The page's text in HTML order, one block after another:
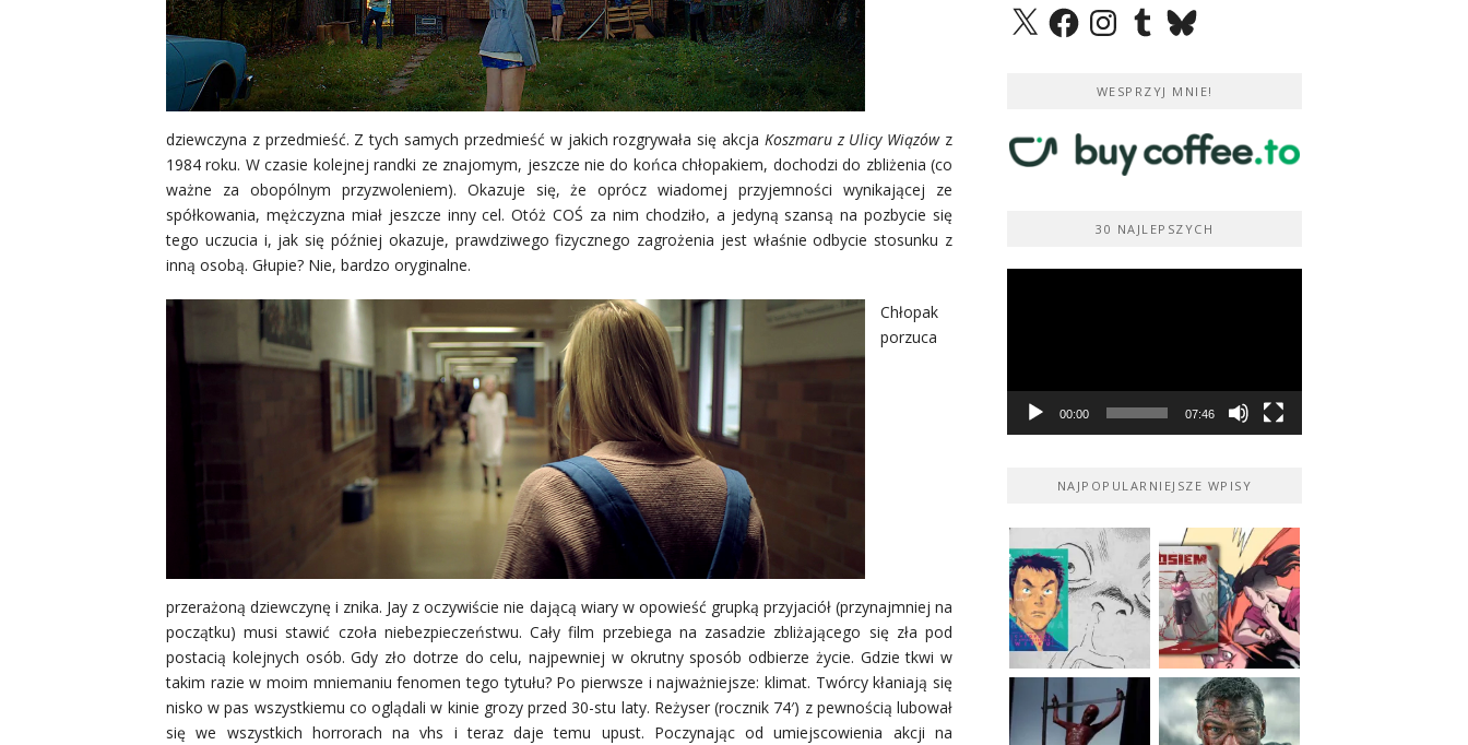
dziewczyna z przedmieść. Z tych samych przedmieść w jakich rozgrywała się akcja Koszmaru z Ulicy Wiązów z
1984 roku. W czasie kolejnej randki ze znajomym, jeszcze nie do końca chłopakiem, dochodzi do zbliżenia (co
ważne za obopólnym przyzwoleniem). Okazuje się, że oprócz wiadomej przyjemności wynikającej ze
spółkowania, mężczyzna miał jeszcze inny cel. Otóż COŚ za nim chodziło, a jedyną szansą na pozbycie się
tego uczucia i, jak się później okazuje, prawdziwego fizycznego zagrożenia jest właśnie odbycie stosunku z
inną osobą. Głupie? Nie, bardzo oryginalne.
Chłopak
porzuca
przerażoną dziewczynę i znika. Jay z oczywiście nie dającą wiary w opowieść grupką przyjaciół (przynajmniej na
początku) musi stawić czoła niebezpieczeństwu. Cały film przebiega na zasadzie zbliżającego się zła pod
postacią kolejnych osób. Gdy zło dotrze do celu, najpewniej w okrutny sposób odbierze życie. Gdzie tkwi w
takim razie w moim mniemaniu fenomen tego tytułu? Po pierwsze i najważniejsze: klimat. Twórcy kłaniają się
nisko w pas wszystkiemu co oglądali w kinie grozy przed 30-stu laty. Reżyser (rocznik 74′) z pewnością lubował
się we wszystkich horrorach na vhs i teraz daje temu upust. Poczynając od umiejscowienia akcji na
X FacebookInstagramTumblrBluesky
WESPRZYJ MNIE!
30 NAJLEPSZYCH
00:00 07:46
NAJPOPULARNIEJSZE WPISY